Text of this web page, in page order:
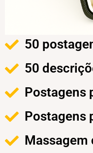
50
50
Postagens
Postagens
Massagem